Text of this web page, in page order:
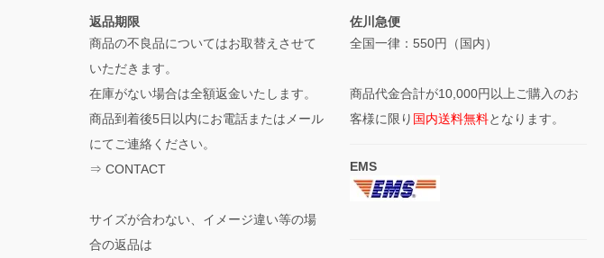
返品期限
商品の不良品についてはお取替えさせて
いただきます。
在庫がない場合は全額返金いたします。
商品到着後5日以内にお電話またはメール
にてご連絡ください。
⇒ CONTACT
サイズが合わない、イメージ違い等の場
合の返品は
佐川急便
全国一律：550円（国内）
商品代金合計が10,000円以上ご購入のお
客様に限り 国内送料無料となります。
EMS